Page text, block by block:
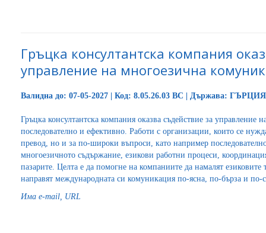
Гръцка консултантска компания
управление на многоезична
Валидна до: 07-05-2027 | Код: 8.05.26.03 BC | Държава: ГЪРЦИЯ
Гръцка консултантска компания оказва съдействие за управление
последователно и ефективно. Работи с организации, които се
превод, но и за по-широки въпроси, като например
многоезичното съдържание, езикови работни процеси,
пазарите. Целта е да помогне на компаниите да намалят езиковите
направят международната си комуникация по-ясна, по-бърза и по-
Има е-mail, URL